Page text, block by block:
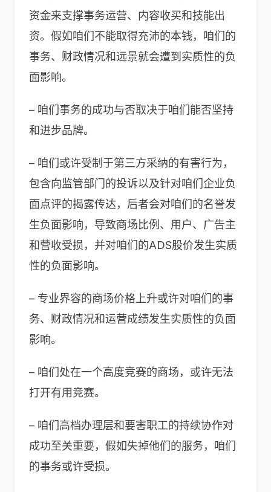
资金来支撑事务运营、内容收买和技能出
资。假如咱们不能取得充沛的本钱，咱们的
事务、财政情况和远景就会遭到实质性的负
面影响。
– 咱们事务的成功与否取决于咱们能否坚持
和进步品牌。
– 咱们或许受制于第三方采纳的有害行为，
包含向监管部门的投诉以及针对咱们企业负
面点评的揭露传达，后者会对咱们的名誉发
生负面影响，导致商场比例、用户、广告主
和营收受损，并对咱们的ADS股价发生实质
性的负面影响。
– 专业界容的商场价格上升或许对咱们的事
务、财政情况和运营成绩发生实质性的负面
影响。
– 咱们处在一个高度竞赛的商场，或许无法
打开有用竞赛。
– 咱们高档办理层和要害职工的持续协作对
成功至关重要，假如失掉他们的服务，咱们
的事务或许受损。